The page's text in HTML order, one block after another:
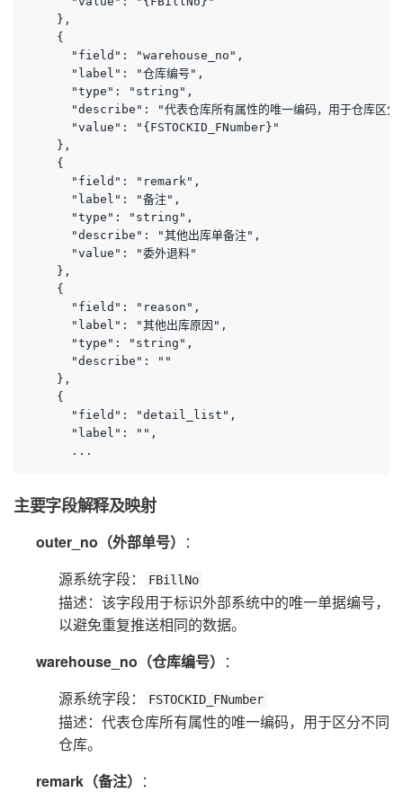
    },
    {
      "field": "warehouse_no",
      "label": "仓库编号",
      "type": "string",
"describe": "代表仓库所有属性的唯一编码，用于仓库区分
      "value": "{FSTOCKID_FNumber}"
    },
    {
      "field": "remark",
      "label": "备注",
      "type": "string",
      "describe": "其他出库单备注",
      "value": "委外退料"
    },
    {
      "field": "reason",
      "label": "其他出库原因",
      "type": "string",
      "describe": ""
    },
    {
      "field": "detail_list",
      "label": "",
      ...
主要字段解释及映射
outer_no（外部单号） ：
源系统字段：
FBillNo
描述：该字段用于标识外部系统中的唯一单据编号，
以避免重复推送相同的数据。
warehouse_no（仓库编号） ：
源系统字段：
FSTOCKID_FNumber
描述：代表仓库所有属性的唯一编码，用于区分不同
仓库。
remark（备注） ：